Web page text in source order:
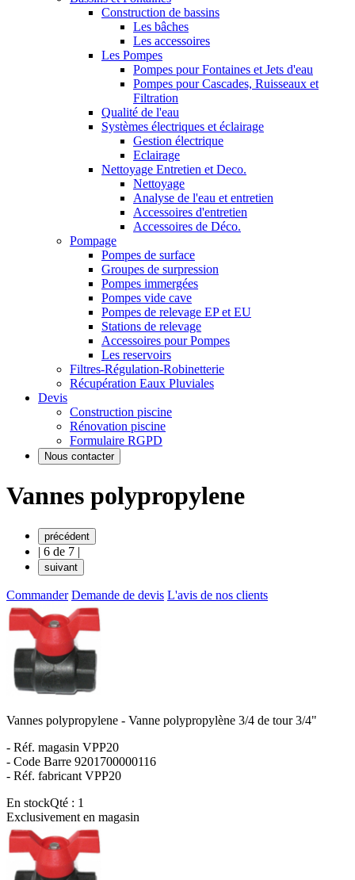
Construction de bassins
Les bâches
Les accessoires
Les Pompes
Pompes pour Fontaines et Jets d'eau
Pompes pour Cascades, Ruisseaux et
Filtration
Qualité de l'eau
Systèmes électriques et éclairage
Gestion électrique
Eclairage
Nettoyage Entretien et Deco.
Nettoyage
Analyse de l'eau et entretien
Accessoires d'entretien
Accessoires de Déco.
Pompage
Pompes de surface
Groupes de surpression
Pompes immergées
Pompes vide cave
Pompes de relevage EP et EU
Stations de relevage
Accessoires pour Pompes
Les reservoirs
Filtres-Régulation-Robinetterie
Récupération Eaux Pluviales
Devis
Construction piscine
Rénovation piscine
Formulaire RGPD
Nous contacter
Vannes polypropylene
précédent
| 6 de 7 |
suivant
Commander Demande de devis L'avis de nos clients
Vannes polypropylene - Vanne polypropylène 3/4 de tour 3/4"
- Réf. magasin VPP20
- Code Barre 9201700000116
- Réf. fabricant VPP20
En stockQté : 1
Exclusivement en magasin